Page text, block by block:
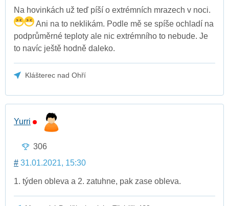
Na hovinkách už teď píší o extrémních mrazech v noci.
Ani na to neklikám. Podle mě se spíše ochladí na
podprůměrné teploty ale nic extrémního to nebude. Je
to navíc ještě hodně daleko.
Klášterec nad Ohří
Yurri
306
# 31.01.2021, 15:30
1. týden obleva a 2. zatuhne, pak zase obleva.